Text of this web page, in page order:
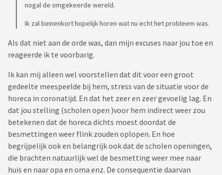
nogal de omgekeerde wereld.
Ik zal binnenkort hopelijk horen wat nu echt het probleem was.
Als dat niet aan de orde was, dan mijn excuses naar jou toe en
reageerde ik te voorbarig.
Ik kan mij alleen wel voorstellen dat dit voor een groot
gedeelte meespeelde bij hem, stress van de situatie voor de
horeca in coronatijd. En dat het zeer en zeer gevoelig lag. En
dat jou stelling (scholen open )voor hem indirect weer zou
betekenen dat de horeca dichts moest doordat de
besmettingen weer flink zouden oplopen. En hoe
begrijpelijk ook en belangrijk ook dat de scholen openingen,
die brachten natuurlijk wel de besmetting weer mee naar
huis en naar opa en oma enz. De consequentie daarvan